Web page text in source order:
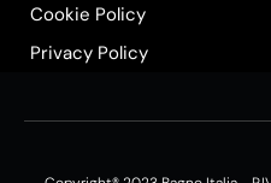
Cookie Policy
Privacy Policy